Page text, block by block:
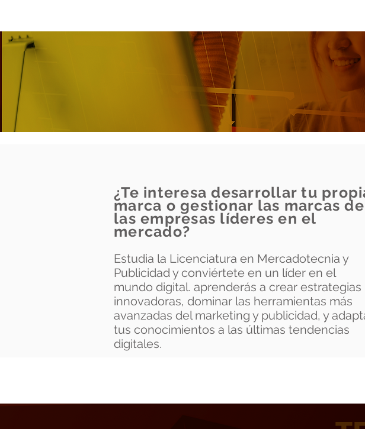
¿Te interesa desarrollar tu
marca o gestionar las marcas de
las empresas líderes en el
mercado?
Estudia la Licenciatura en Mercadotecnia y
Publicidad y conviértete en un líder en el
mundo digital. aprenderás a crear estrategias
innovadoras, dominar las herramientas más
avanzadas del marketing y publicidad, y
tus conocimientos a las últimas tendencias
digitales.